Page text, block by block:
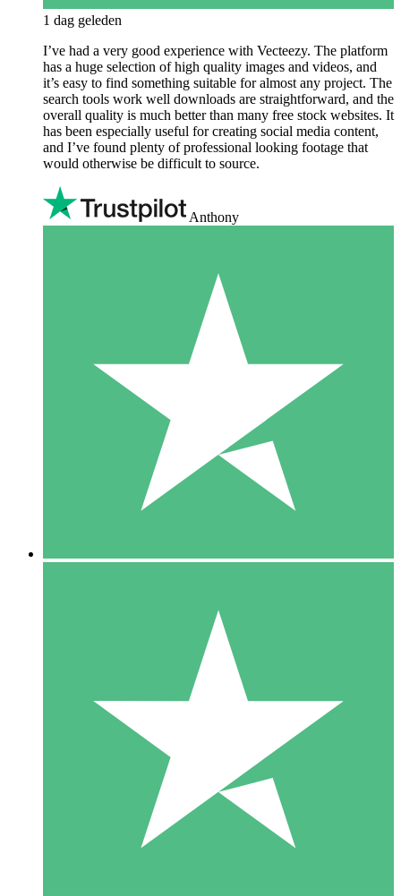
1 dag geleden
I’ve had a very good experience with Vecteezy. The platform
has a huge selection of high quality images and videos, and
it’s easy to find something suitable for almost any project. The
search tools work well downloads are straightforward, and the
overall quality is much better than many free stock websites. It
has been especially useful for creating social media content,
and I’ve found plenty of professional looking footage that
would otherwise be difficult to source.
Anthony